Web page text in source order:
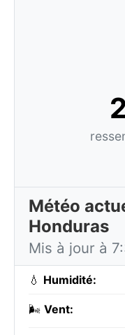
Météo
Honduras
Mis à jour à
💧 Humidité:
🌬️ Vent: